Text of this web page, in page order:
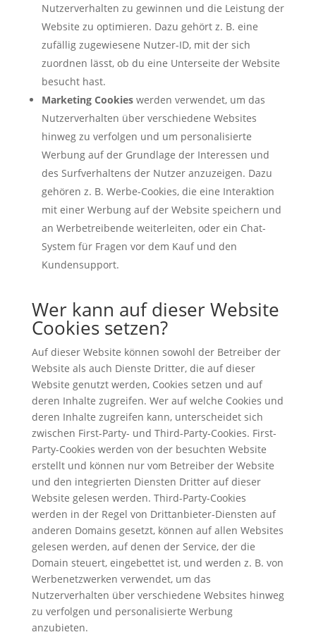
Nutzerverhalten zu gewinnen und die Leistung der
Website zu optimieren. Dazu gehört z. B. eine
zufällig zugewiesene Nutzer-ID, mit der sich
zuordnen lässt, ob du eine Unterseite der Website
besucht hast.
Marketing Cookieswerden verwendet, um das
Nutzerverhalten über verschiedene Websites
hinweg zu verfolgen und um personalisierte
Werbung auf der Grundlage der Interessen und
des Surfverhaltens der Nutzer anzuzeigen. Dazu
gehören z. B. Werbe-Cookies, die eine Interaktion
mit einer Werbung auf der Website speichern und
an Werbetreibende weiterleiten, oder ein Chat-
System für Fragen vor dem Kauf und den
Kundensupport.
Wer kann auf dieser Website
Cookies setzen?
Auf dieser Website können sowohl der Betreiber der
Website als auch Dienste Dritter, die auf dieser
Website genutzt werden, Cookies setzen und auf
deren Inhalte zugreifen. Wer auf welche Cookies und
deren Inhalte zugreifen kann, unterscheidet sich
zwischen First-Party- und Third-Party-Cookies. First-
Party-Cookies werden von der besuchten Website
erstellt und können nur vom Betreiber der Website
und den integrierten Diensten Dritter auf dieser
Website gelesen werden. Third-Party-Cookies
werden in der Regel von Drittanbieter-Diensten auf
anderen Domains gesetzt, können auf allen Websites
gelesen werden, auf denen der Service, der die
Domain steuert, eingebettet ist, und werden z. B. von
Werbenetzwerken verwendet, um das
Nutzerverhalten über verschiedene Websites hinweg
zu verfolgen und personalisierte Werbung
anzubieten.